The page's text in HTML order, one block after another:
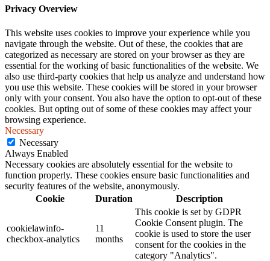
Privacy Overview
This website uses cookies to improve your experience while you
navigate through the website. Out of these, the cookies that are
categorized as necessary are stored on your browser as they are
essential for the working of basic functionalities of the website. We
also use third-party cookies that help us analyze and understand how
you use this website. These cookies will be stored in your browser
only with your consent. You also have the option to opt-out of these
cookies. But opting out of some of these cookies may affect your
browsing experience.
Necessary
Necessary
Always Enabled
Necessary cookies are absolutely essential for the website to
function properly. These cookies ensure basic functionalities and
security features of the website, anonymously.
Cookie
Duration Description
cookielawinfo-
checkbox-analytics
11
months
This cookie is set by GDPR
Cookie Consent plugin. The
cookie is used to store the user
consent for the cookies in the
category "Analytics".